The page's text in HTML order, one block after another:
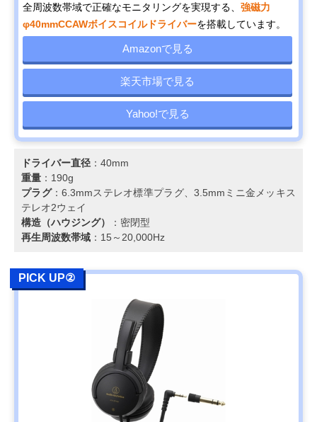
全周波数帯域で正確なモニタリングを実現する、 強磁力
φ40mmCCAWボイスコイルドライバーを搭載しています。
Amazonで見る
楽天市場で見る
Yahoo!で見る
ドライバー直径 ：40mm
重量 ：190g
プラグ：6.3mmステレオ標準プラグ、3.5mmミニ金メッキス
テレオ2ウェイ
構造（ハウジング）
：密閉型
再生周波数帯域 ：15～20,000Hz
PICK UP②